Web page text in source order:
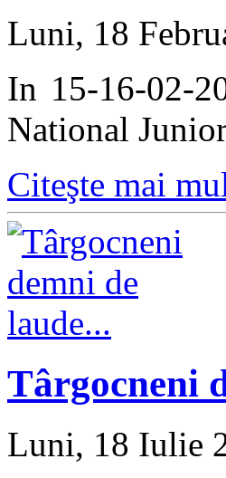
Luni, 18
In 15-16-02-
National
Citeşte mai
Târgocneni
Luni, 18 Iulie